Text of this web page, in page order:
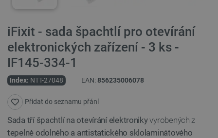
iFixit - sada špachtlí pro otevírání
elektronických zařízení - 3 ks -
IF145-334-1
Index: NTT-27048 EAN:856235006078
Přidat do seznamu přání
Sada tří špachtlí na otevírání elektronikyvyrobených z
tepelně odolného a antistatického sklolaminátového